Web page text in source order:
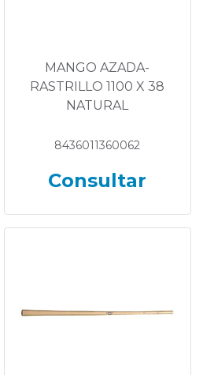
MANGO AZADA-
RASTRILLO 1100 X 38
NATURAL
8436011360062
Consultar